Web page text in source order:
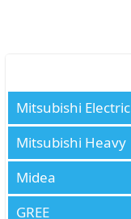
Mitsubishi Electric
Mitsubishi Heavy
Midea
GREE